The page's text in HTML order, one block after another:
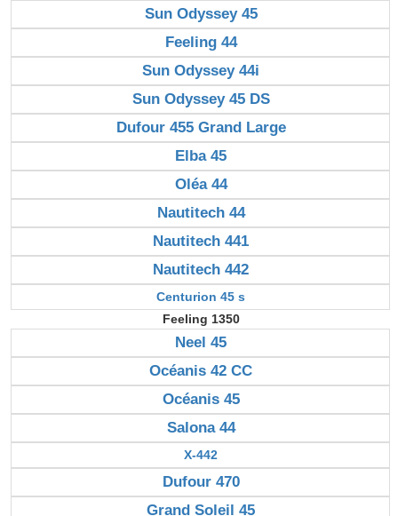
Sun Odyssey 45
Feeling 44
Sun Odyssey 44i
Sun Odyssey 45 DS
Dufour 455 Grand Large
Elba 45
Oléa 44
Nautitech 44
Nautitech 441
Nautitech 442
Centurion 45 s
Feeling 1350
Neel 45
Océanis 42 CC
Océanis 45
Salona 44
X-442
Dufour 470
Grand Soleil 45